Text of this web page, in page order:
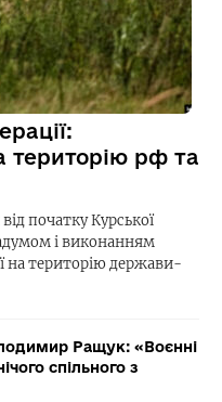
територію рф та
початку Курської
і виконанням
на територію держави-
Ращук: «Воєнні
спільного з